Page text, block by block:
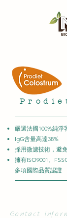
Prodiet
嚴選法國100%純淨
IgG含量高達38%
採用微濾技術，避
擁有ISO9001、
多項國際品質認證
Contact